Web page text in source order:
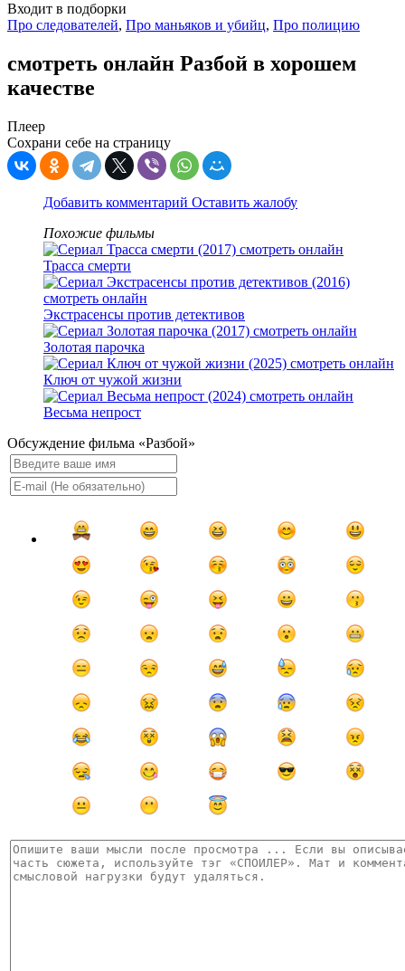
Входит в подборки
Про следователей, Про маньяков и убийц, Про полицию
смотреть онлайн Разбой в хорошем
качестве
Плеер
Сохрани себе на страницу
Добавить комментарий Оставить жалобу
Похожие фильмы
Трасса смерти
Экстрасенсы против детективов
Золотая парочка
Ключ от чужой жизни
Весьма непрост
Обсуждение фильма «Разбой»